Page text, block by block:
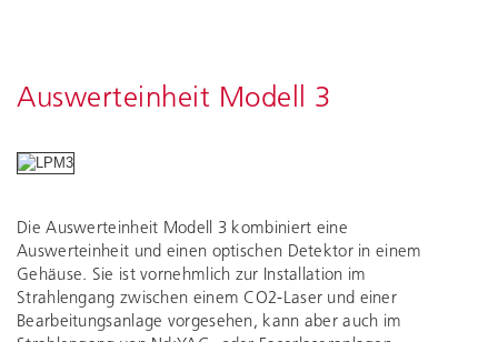
Auswerteinheit Modell 3
Die Auswerteinheit Modell 3 kombiniert eine
Auswerteinheit und einen optischen Detektor in einem
Gehäuse. Sie ist vornehmlich zur Installation im
Strahlengang zwischen einem CO2-Laser und einer
Bearbeitungsanlage vorgesehen, kann aber auch im